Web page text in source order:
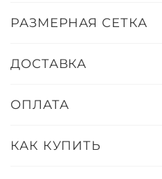
РАЗМЕРНАЯ СЕТКА
ДОСТАВКА
ОПЛАТА
КАК КУПИТЬ